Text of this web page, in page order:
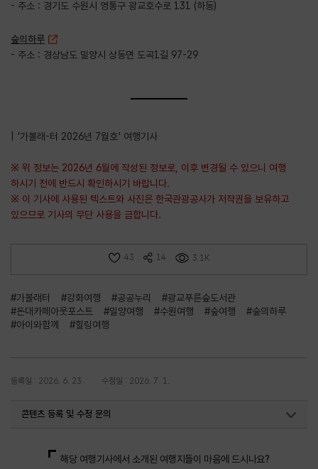
- 주소 : 경기도 수원시 영통구 광교호수로 131 (하동)
숲의하루
- 주소 : 경상남도 밀양시 상동면 도곡1길 97-29
| '가볼래-터 2026년 7월호' 여행기사
※ 위 정보는 2026년 6월에 작성된 정보로, 이후 변경될 수 있으니 여행
하시기 전에 반드시 확인하시기 바랍니다.
※ 이 기사에 사용된 텍스트와 사진은 한국관광공사가 저작권을 보유하고
있으므로 기사의 무단 사용을 금합니다.
43 14 3.1K
#가볼래터 #강화여행 #공공누리
#광교푸른숲도서관
#돈대카페아웃포스트
#밀양여행 #수원여행 #숲여행
#숲의하루
#아이와함께
#힐링여행
등록일 : 2026. 6. 23. 수정일 : 2026. 7. 1.
콘텐츠 등록 및 수정 문의
해당 여행기사에서 소개된 여행지들이 마음에 드시나요?